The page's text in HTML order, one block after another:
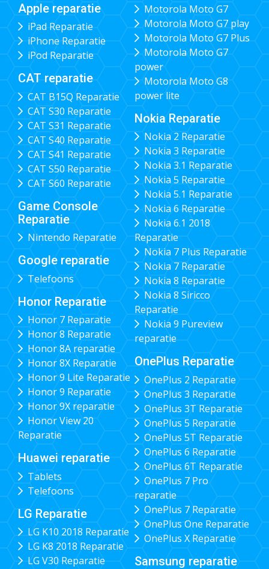
Apple reparatie
iPad Reparatie
iPhone Reparatie
iPod Reparatie
CAT reparatie
CAT B15Q Reparatie
CAT S30 Reparatie
CAT S31 Reparatie
CAT S40 Reparatie
CAT S41 Reparatie
CAT S50 Reparatie
CAT S60 Reparatie
Game Console
Reparatie
Nintendo Reparatie
Google reparatie
Telefoons
Honor Reparatie
Honor 7 Reparatie
Honor 8 Reparatie
Honor 8A reparatie
Honor 8X Reparatie
Honor 9 Lite Reparatie
Honor 9 Reparatie
Honor 9X reparatie
Honor View 20
Reparatie
Huawei reparatie
Tablets
Telefoons
LG Reparatie
LG K10 2018 Reparatie
LG K8 2018 Reparatie
LG V30 Reparatie
Motorola Moto G7
Motorola Moto G7 play
Motorola Moto G7 Plus
Motorola Moto G7
power
Motorola Moto G8
power lite
Nokia Reparatie
Nokia 2 Reparatie
Nokia 3 Reparatie
Nokia 3.1 Reparatie
Nokia 5 Reparatie
Nokia 5.1 Reparatie
Nokia 6 Reparatie
Nokia 6.1 2018
Reparatie
Nokia 7 Plus Reparatie
Nokia 7 Reparatie
Nokia 8 Reparatie
Nokia 8 Siricco
Reparatie
Nokia 9 Pureview
reparatie
OnePlus Reparatie
OnePlus 2 Reparatie
OnePlus 3 Reparatie
OnePlus 3T Reparatie
OnePlus 5 Reparatie
OnePlus 5T Reparatie
OnePlus 6 Reparatie
OnePlus 6T Reparatie
OnePlus 7 Pro
reparatie
OnePlus 7 Reparatie
OnePlus One Reparatie
OnePlus X Reparatie
Samsung reparatie